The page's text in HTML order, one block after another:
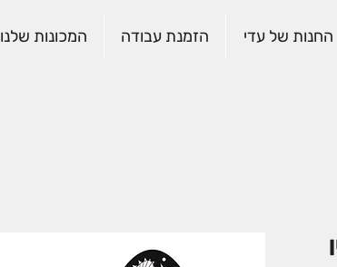
החנות של עדי הזמנת עבודה המכונות שלנו